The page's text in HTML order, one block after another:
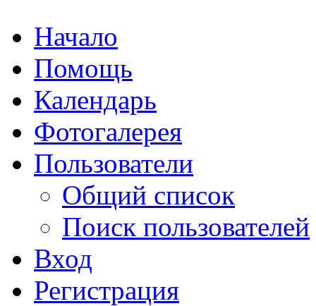
Начало
Помощь
Календарь
Фотогалерея
Пользователи
Общий список
Поиск пользователей
Вход
Регистрация